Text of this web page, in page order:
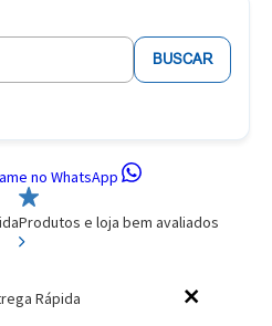
BUSCAR
no WhatsApp
Produtos e loja bem avaliados
Rápida